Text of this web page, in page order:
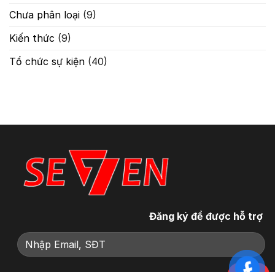
Chưa phân loại (9)
Kiến thức (9)
Tổ chức sự kiện (40)
Đăng ký để được hỗ trợ